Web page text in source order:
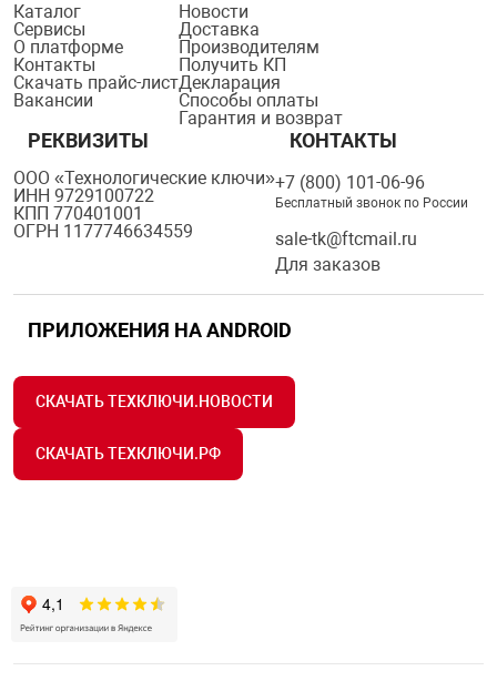
Каталог
Сервисы
О платформе
Контакты
Скачать прайс-лист
Вакансии
Новости
Доставка
Производителям
Получить КП
Декларация
Способы оплаты
Гарантия и возврат
РЕКВИЗИТЫ
ООО «Технологические ключи»
ИНН 9729100722
КПП 770401001
ОГРН 1177746634559
КОНТАКТЫ
+7 (800) 101-06-96
Бесплатный звонок по России
sale-tk@ftcmail.ru
Для заказов
ПРИЛОЖЕНИЯ НА ANDROID
СКАЧАТЬ ТЕХКЛЮЧИ.НОВОСТИ
СКАЧАТЬ ТЕХКЛЮЧИ.РФ